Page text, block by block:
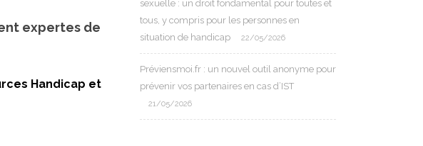
expertes de
Handicap et
sexuelle : un droit fondamental pour toutes et
tous, y compris pour les personnes en
situation de handicap
22/05/2026
Préviensmoi.fr : un nouvel outil anonyme pour
prévenir vos partenaires en cas d’IST
21/05/2026